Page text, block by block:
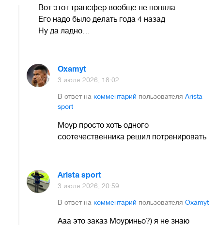
Вот этот трансфер вообще не поняла
Его надо было делать года 4 назад
Ну да ладно…
Oxamyt
3 июля 2026, 18:02
В ответ на комментарий пользователя Arista
sport
Моур просто хоть одного
соотечественника решил потренировать
Arista sport
3 июля 2026, 20:59
В ответ на комментарий пользователя Oxamyt
Ааа это заказ Моуриньо?) я не знаю